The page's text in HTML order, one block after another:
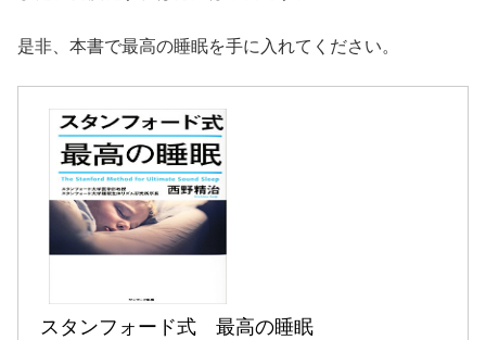
是非、本書で最高の睡眠を手に入れてください。
スタンフォード式　最高の睡眠